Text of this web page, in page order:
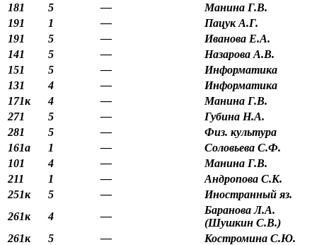
181
5 —
Манина Г.В.
191
1 —
Пацук А.Г.
191
5 —
Иванова Е.А.
141
5 —
Назарова А.В.
151
5 —
Информатика
131
4 —
Информатика
171к
4 —
Манина Г.В.
271
5 —
Губина Н.А.
281
5 —
Физ. культура
161а
1 —
Соловьева С.Ф.
101
4 —
Манина Г.В.
211
1 —
Андропова С.К.
251к
5 —
Иностранный яз.
261к
4 —
Баранова Л.А.
(Шушкин С.В.)
261к
5 —
Костромина С.Ю.